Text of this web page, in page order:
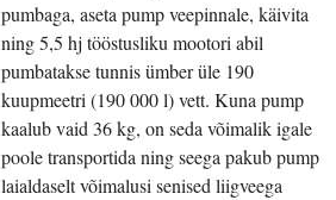
pumbaga, aseta pump veepinnale, käivita
ning 5,5 hj tööstusliku mootori abil
pumbatakse tunnis ümber üle 190
kuupmeetri (190 000 l) vett. Kuna pump
kaalub vaid 36 kg, on seda võimalik igale
poole transportida ning seega pakub pump
laialdaselt võimalusi senised liigveega